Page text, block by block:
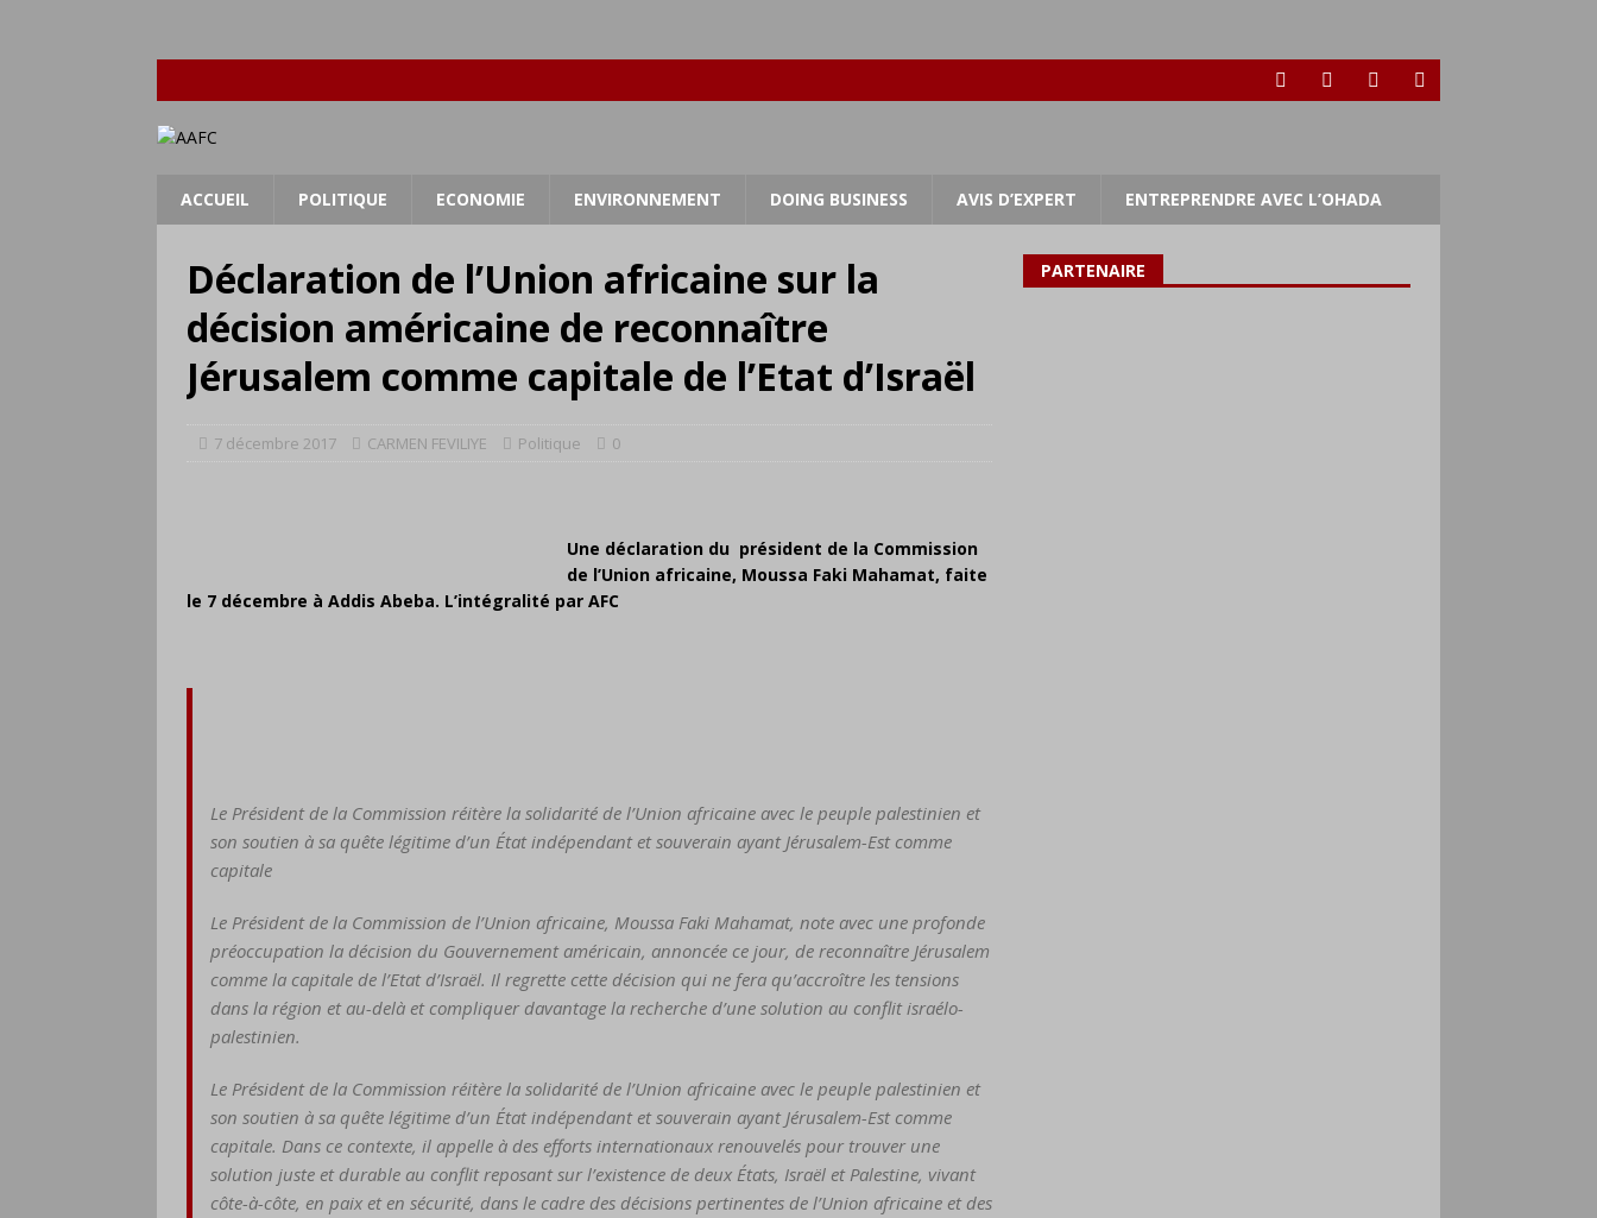
ACCUEIL POLITIQUE ECONOMIE ENVIRONNEMENT DOING BUSINESS AVIS D’EXPERT ENTREPRENDRE AVEC L’OHADA
Déclaration de l’Union africaine sur la
décision américaine de reconnaître
Jérusalem comme capitale de l’Etat d’Israël
7 décembre 2017 CARMEN FEVILIYE Politique 0
Une déclaration du président de la Commission
de l’Union africaine, Moussa Faki Mahamat, faite
le 7 décembre à Addis Abeba. L’intégralité par AFC
Le Président de la Commission réitère la solidarité de l’Union africaine avec le peuple palestinien et
son soutien à sa quête légitime d’un État indépendant et souverain ayant Jérusalem-Est comme
capitale
Le Président de la Commission de l’Union africaine, Moussa Faki Mahamat, note avec une profonde
préoccupation la décision du Gouvernement américain, annoncée ce jour, de reconnaître Jérusalem
comme la capitale de l’Etat d’Israël. Il regrette cette décision qui ne fera qu’accroître les tensions
dans la région et au-delà et compliquer davantage la recherche d’une solution au conflit israélo-
palestinien.
Le Président de la Commission réitère la solidarité de l’Union africaine avec le peuple palestinien et
son soutien à sa quête légitime d’un État indépendant et souverain ayant Jérusalem-Est comme
capitale. Dans ce contexte, il appelle à des efforts internationaux renouvelés pour trouver une
solution juste et durable au conflit reposant sur l’existence de deux États, Israël et Palestine, vivant
côte-à-côte, en paix et en sécurité, dans le cadre des décisions pertinentes de l’Union africaine et des
PARTENAIRE